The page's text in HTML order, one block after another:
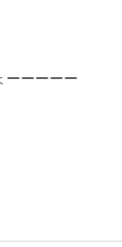
ーーーーー